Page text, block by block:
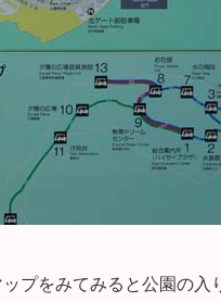
プをみてみると公園の